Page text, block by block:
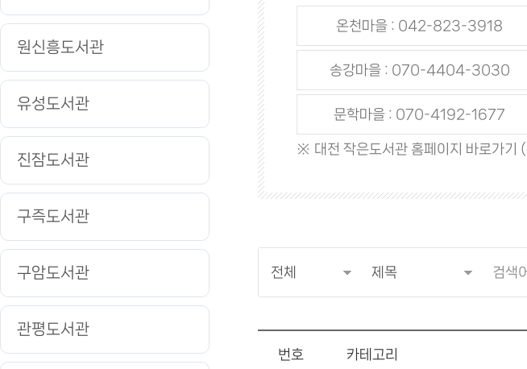
원신흥도서관
유성도서관
진잠도서관
구즉도서관
구암도서관
관평도서관
온천마을 : 042-823-3918
송강마을 : 070-4404-3030
문학마을 : 070-4192-1677
대전 작은도서관 홈페이지 바로가기 (
번호 카테고리